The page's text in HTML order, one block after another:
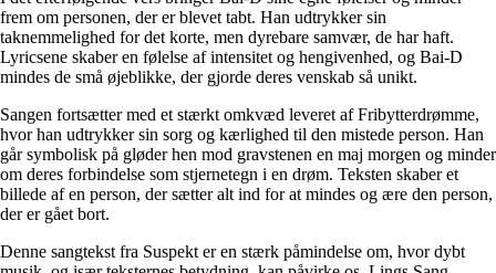
frem om personen, der er blevet tabt. Han udtrykker sin
taknemmelighed for det korte, men dyrebare samvær, de har haft.
Lyricsene skaber en følelse af intensitet og hengivenhed, og Bai-D
mindes de små øjeblikke, der gjorde deres venskab så unikt.
Sangen fortsætter med et stærkt omkvæd leveret af Fribytterdrømme,
hvor han udtrykker sin sorg og kærlighed til den mistede person. Han
går symbolisk på gløder hen mod gravstenen en maj morgen og minder
om deres forbindelse som stjernetegn i en drøm. Teksten skaber et
billede af en person, der sætter alt ind for at mindes og ære den person,
der er gået bort.
Denne sangtekst fra Suspekt er en stærk påmindelse om, hvor dybt